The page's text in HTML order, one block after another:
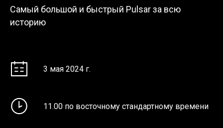
Самый большой и быстрый Pulsar за всю
историю
3 мая 2024 г.
11.00 по восточному стандартному времени